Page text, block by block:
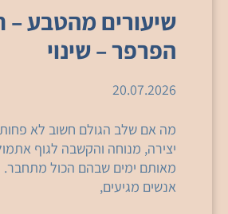
שיעורים מהטבע –
הפרפר – שינוי
20.07.2026
מה אם שלב הגולם חשוב לא
יצירה, מנוחה והקשבה לגוף
מאותם ימים שבהם הכול מתחבר.
אנשים מגיעים,